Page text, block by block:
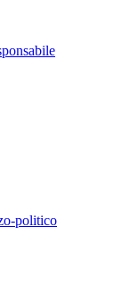
politico